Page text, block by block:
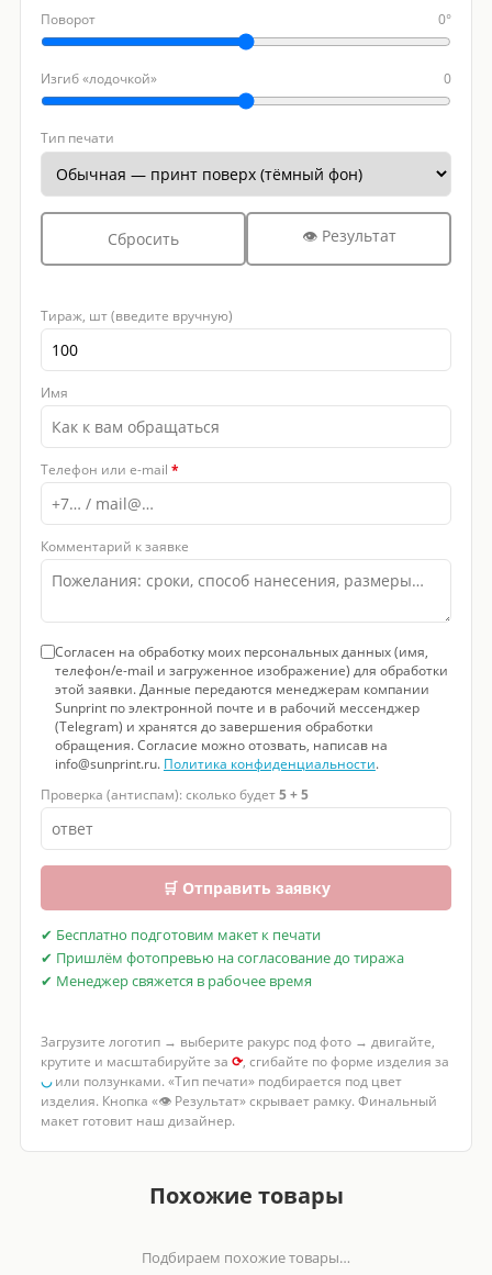
Поворот 0°
Изгиб «лодочкой» 0
Тип печати
Сбросить 👁 Результат
Тираж, шт (введите вручную)
Имя
Телефон или e-mail *
Комментарий к заявке
Согласен на обработку моих персональных данных (имя,
телефон/e-mail и загруженное изображение) для обработки
этой заявки. Данные передаются менеджерам компании
Sunprint по электронной почте и в рабочий мессенджер
(Telegram) и хранятся до завершения обработки
обращения. Согласие можно отозвать, написав на
info@sunprint.ru. Политика конфиденциальности.
Проверка (антиспам): сколько будет5 + 5
🛒 Отправить заявку
✔ Бесплатно подготовим макет к печати
✔ Пришлём фотопревью на согласование до тиража
✔ Менеджер свяжется в рабочее время
Загрузите логотип → выберите ракурс под фото → двигайте,
крутите и масштабируйте за ⟳, сгибайте по форме изделия за
◡или ползунками. «Тип печати» подбирается под цвет
изделия. Кнопка «👁 Результат» скрывает рамку. Финальный
макет готовит наш дизайнер.
Похожие товары
Подбираем похожие товары…